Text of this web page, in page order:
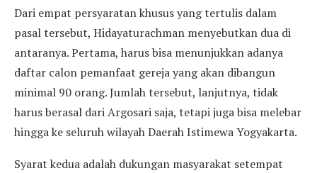
Dari empat persyaratan khusus yang tertulis dalam
pasal tersebut, Hidayaturachman menyebutkan dua di
antaranya. Pertama, harus bisa menunjukkan adanya
daftar calon pemanfaat gereja yang akan dibangun
minimal 90 orang. Jumlah tersebut, lanjutnya, tidak
harus berasal dari Argosari saja, tetapi juga bisa melebar
hingga ke seluruh wilayah Daerah Istimewa Yogyakarta.
Syarat kedua adalah dukungan masyarakat setempat